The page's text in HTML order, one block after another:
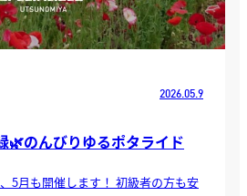
2026.05.9
🌿のんびりゆるポタライド
5月も開催します！ 初級者の方も安